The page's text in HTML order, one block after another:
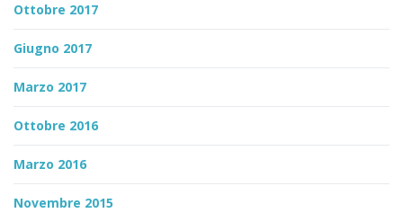
Ottobre 2017
Giugno 2017
Marzo 2017
Ottobre 2016
Marzo 2016
Novembre 2015